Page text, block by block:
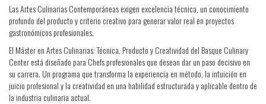
Las Artes Culinarias Contemporáneas exigen excelencia técnica, un conocimiento
profundo del producto y criterio creativo para generar valor real en proyectos
gastronómicos profesionales.
El Máster en Artes Culinarias: Técnica, Producto y Creatividad del Basque Culinary
Center está diseñado para Chefs profesionales que desean dar un paso decisivo en
su carrera. Un programa que transforma la experiencia en método, la intuición en
juicio profesional y la creatividad en una habilidad estructurada y aplicable dentro de
la industria culinaria actual.